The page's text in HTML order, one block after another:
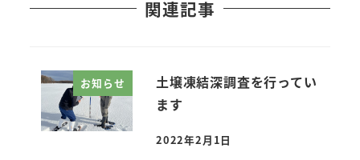
関連記事
お知らせ
土壌凍結深調査を行ってい
ます
投稿日
2022年2月1日